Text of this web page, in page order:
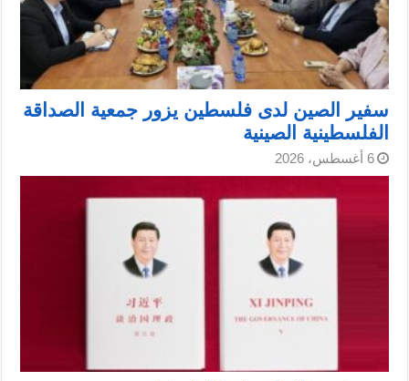
سفير الصين لدى فلسطين يزور جمعية الصداقة
الفلسطينية الصينية
6 أغسطس، 2026